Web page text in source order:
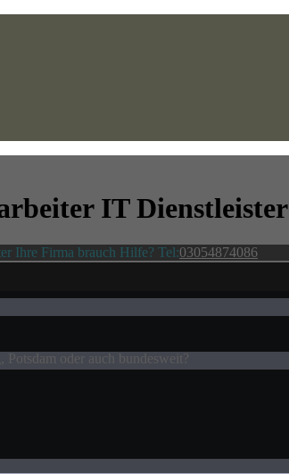
IT Dienstleister
Ihre Firma brauch Hilfe? Tel:03054874086
oder auch bundesweit?